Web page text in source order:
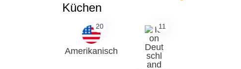
Küchen
20
Amerikanisch
11